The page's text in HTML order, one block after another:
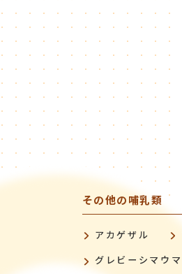
その他の哺乳類
アカゲザル
グレビーシマウマ